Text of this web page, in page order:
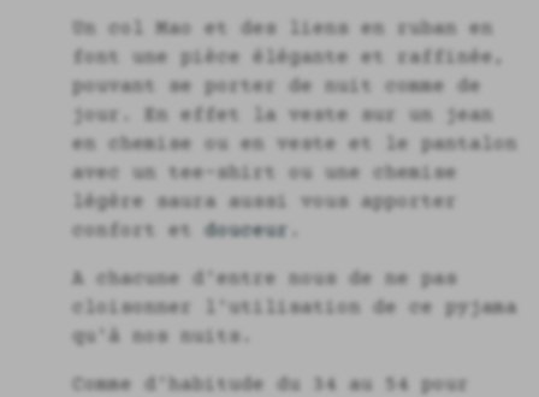
Un col Mao et des liens en ruban en
font une pièce élégante et raffinée,
pouvant se porter de nuit comme de
jour. En effet la veste sur un jean
en chemise ou en veste et le pantalon
avec un tee-shirt ou une chemise
légère saura aussi vous apporter
confort et douceur
A chacune d'entre nous de ne pas
cloisonner l'utilisation de ce pyjama
qu'à nos nuits.
Comme d'habitude du 34 au 54 pour